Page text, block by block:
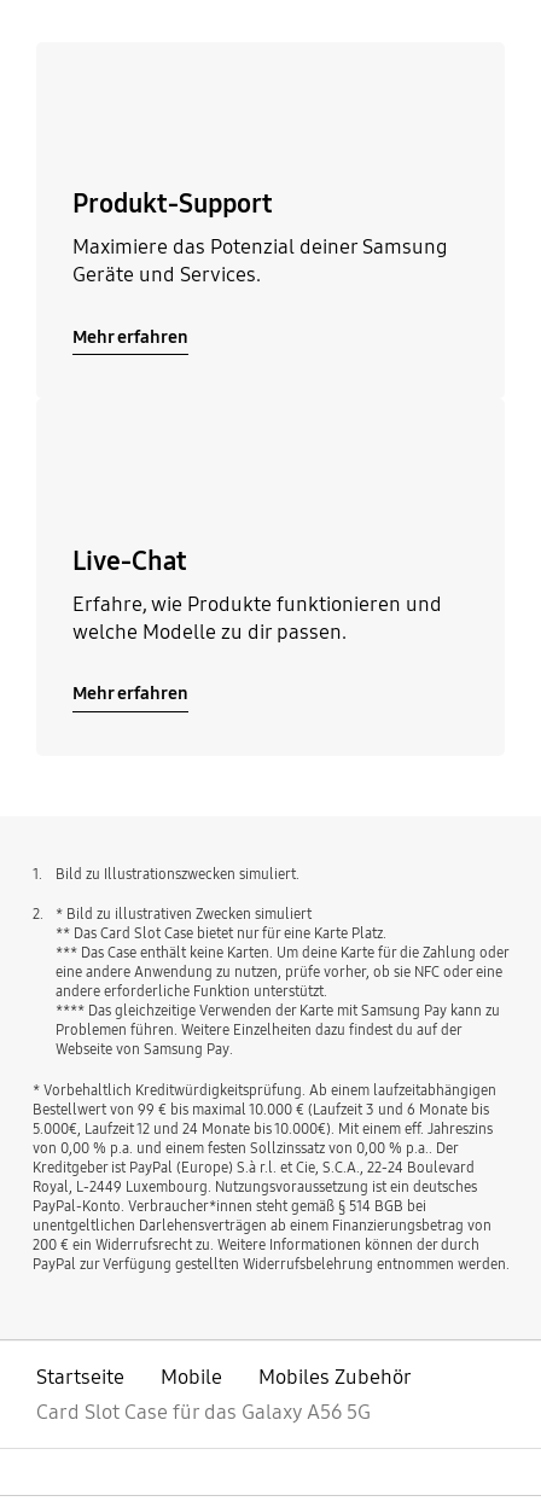
Produkt-Support
Maximiere das Potenzial deiner Samsung
Geräte und Services.
Mehr erfahren
Live-Chat
Erfahre, wie Produkte funktionieren und
welche Modelle zu dir passen.
Mehr erfahren
1. Bild zu Illustrationszwecken simuliert.
2.
* Bild zu illustrativen Zwecken simuliert
** Das Card Slot Case bietet nur für eine Karte Platz.
*** Das Case enthält keine Karten. Um deine Karte für die Zahlung oder
eine andere Anwendung zu nutzen, prüfe vorher, ob sie NFC oder eine
andere erforderliche Funktion unterstützt.
**** Das gleichzeitige Verwenden der Karte mit Samsung Pay kann zu
Problemen führen. Weitere Einzelheiten dazu findest du auf der
Webseite von Samsung Pay.
* Vorbehaltlich Kreditwürdigkeitsprüfung. Ab einem laufzeitabhängigen
Bestellwert von 99 € bis maximal 10.000 € (Laufzeit 3 und 6 Monate bis
5.000€, Laufzeit 12 und 24 Monate bis 10.000€). Mit einem eff. Jahreszins
von 0,00 % p.a. und einem festen Sollzinssatz von 0,00 % p.a.. Der
Kreditgeber ist PayPal (Europe) S.à r.l. et Cie, S.C.A., 22-24 Boulevard
Royal, L-2449 Luxembourg. Nutzungsvoraussetzung ist ein deutsches
PayPal-Konto. Verbraucher*innen steht gemäß § 514 BGB bei
unentgeltlichen Darlehensverträgen ab einem Finanzierungsbetrag von
200 € ein Widerrufsrecht zu. Weitere Informationen können der durch
PayPal zur Verfügung gestellten Widerrufsbelehrung entnommen werden.
Startseite Mobile
Mobiles Zubehör
Card Slot Case für das Galaxy A56 5G